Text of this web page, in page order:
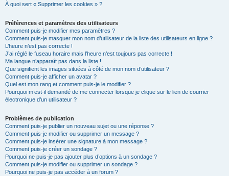
À quoi sert « Supprimer les cookies » ?
Préférences et paramètres des utilisateurs
Comment puis-je modifier mes paramètres ?
Comment puis-je masquer mon nom d’utilisateur de la liste des utilisateurs en ligne ?
L’heure n’est pas correcte !
J’ai réglé le fuseau horaire mais l’heure n’est toujours pas correcte !
Ma langue n’apparaît pas dans la liste !
Que signifient les images situées à côté de mon nom d’utilisateur ?
Comment puis-je afficher un avatar ?
Quel est mon rang et comment puis-je le modifier ?
Pourquoi m’est-il demandé de me connecter lorsque je clique sur le lien de courrier
électronique d’un utilisateur ?
Problèmes de publication
Comment puis-je publier un nouveau sujet ou une réponse ?
Comment puis-je modifier ou supprimer un message ?
Comment puis-je insérer une signature à mon message ?
Comment puis-je créer un sondage ?
Pourquoi ne puis-je pas ajouter plus d’options à un sondage ?
Comment puis-je modifier ou supprimer un sondage ?
Pourquoi ne puis-je pas accéder à un forum ?